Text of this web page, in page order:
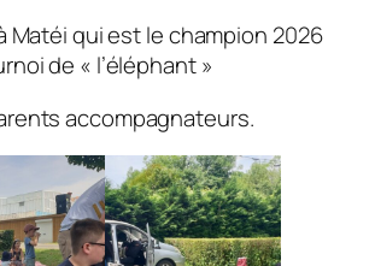
Matéi qui est le champion 2026
de « l’éléphant »
accompagnateurs.